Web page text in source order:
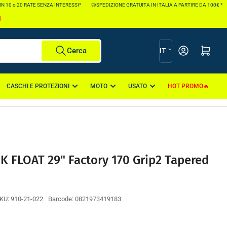
20 RATE SENZA INTERESSI* SPEDIZIONE GRATUITA IN ITALIA A PARTIRE DA 100€ *
Cerca
L
i
n
u
IT Apri il mini
CASCHI E PROTEZIONI MOTO USATO HOT PROMO
FLOAT 29" Factory 170 Grip2 Tapered
910-21-022 Barcode: 0821973419183